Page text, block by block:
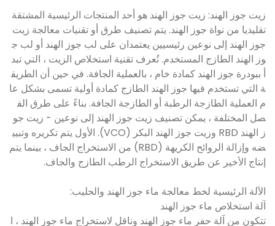
زيت جوز الهند: زيت جوز الهند هو أحد المنتجات الرئيسية المشتقة
تقليديا من نواة جوز الهند. يتم تصنيف طرق أو تقنيات معالجة زيت
جوز الهند إلى نوعين رئيسيين يعتمدان على لب جوز الهند أو لب ج
وز الهند الطازج المستخدم. تُعرف تقنية استخلاص الزيت ، التي تبد
أ ببودرة جوز الهند كمادة خام ، بالعملية الجافة. في حين أن الطريق
ة التي تستخدم فيها جوز الهند الطازج كمادة أولية تسمى بشكل عا
م العملية الطازجة الرطبة أو الطازجة الجافة. بناءً على طرق الف
صل المختلفة ، يمكن تصنيف زيت جوز الهند إلى نوعين - زيت جو
ز الهند RBD وزيت جوز الهند البكر (VCO). الأول يتم تكريره وتبيي
ضه وإزالة الروائح الكريهة (RBD) من الاستخراج الجاف ، بينما يتم
إنتاج الأخير عن طريق الاستخراج الرطب الطازج والجاف.
الآلة الرئيسية لخط معالجة ماء جوز الهند والحليب:
آلة استخلاص ماء جوز الهند
تتكون من آلة حفر ماء جوز الهند وناقل لاستخراج ماء جوز الهند ، ا